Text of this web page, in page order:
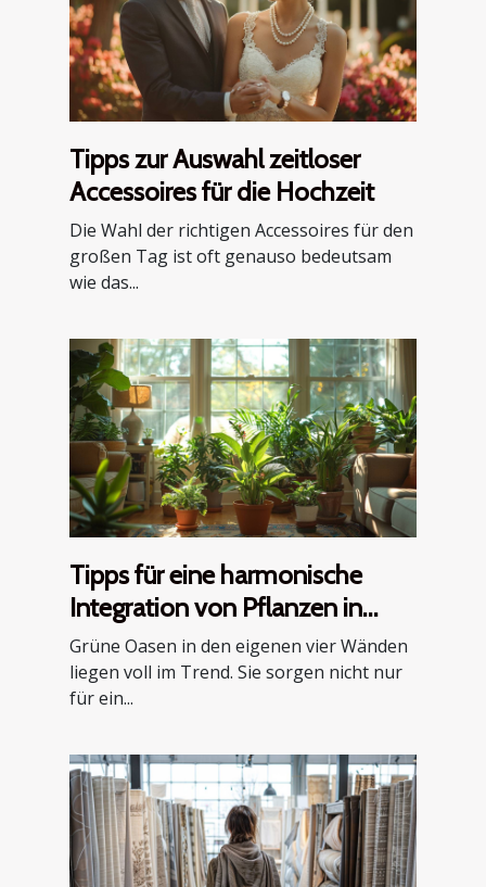
Tipps zur Auswahl zeitloser
Accessoires für die Hochzeit
Die Wahl der richtigen Accessoires für den
großen Tag ist oft genauso bedeutsam
wie das...
Tipps für eine harmonische
Integration von Pflanzen in
verschiedene Wohnbereiche
Grüne Oasen in den eigenen vier Wänden
liegen voll im Trend. Sie sorgen nicht nur
für ein...